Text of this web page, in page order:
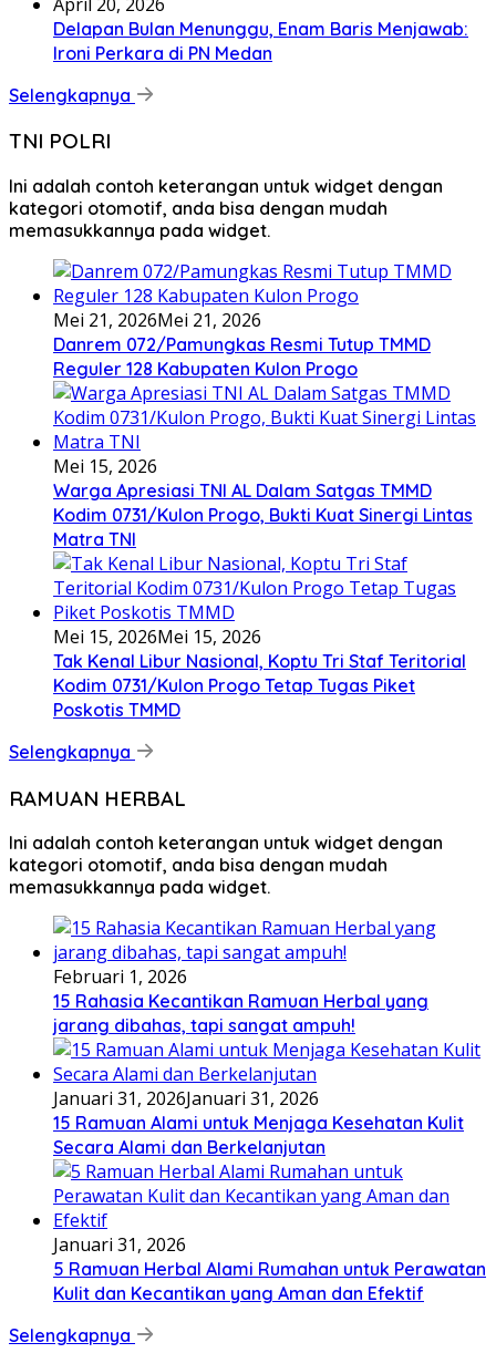
Delapan Bulan Menunggu, Enam Baris Menjawab:
Ironi Perkara di PN Medan
Selengkapnya
TNI POLRI
Ini adalah contoh keterangan untuk widget dengan
kategori otomotif, anda bisa dengan mudah
memasukkannya pada widget.
Mei 21, 2026Mei 21, 2026
Danrem 072/Pamungkas Resmi Tutup TMMD
Reguler 128 Kabupaten Kulon Progo
Mei 15, 2026
Warga Apresiasi TNI AL Dalam Satgas TMMD
Kodim 0731/Kulon Progo, Bukti Kuat Sinergi Lintas
Matra TNI
Mei 15, 2026Mei 15, 2026
Tak Kenal Libur Nasional, Koptu Tri Staf Teritorial
Kodim 0731/Kulon Progo Tetap Tugas Piket
Poskotis TMMD
Selengkapnya
RAMUAN HERBAL
Ini adalah contoh keterangan untuk widget dengan
kategori otomotif, anda bisa dengan mudah
memasukkannya pada widget.
Februari 1, 2026
15 Rahasia Kecantikan Ramuan Herbal yang
jarang dibahas, tapi sangat ampuh!
Januari 31, 2026Januari 31, 2026
15 Ramuan Alami untuk Menjaga Kesehatan Kulit
Secara Alami dan Berkelanjutan
Januari 31, 2026
5 Ramuan Herbal Alami Rumahan untuk Perawatan
Kulit dan Kecantikan yang Aman dan Efektif
Selengkapnya